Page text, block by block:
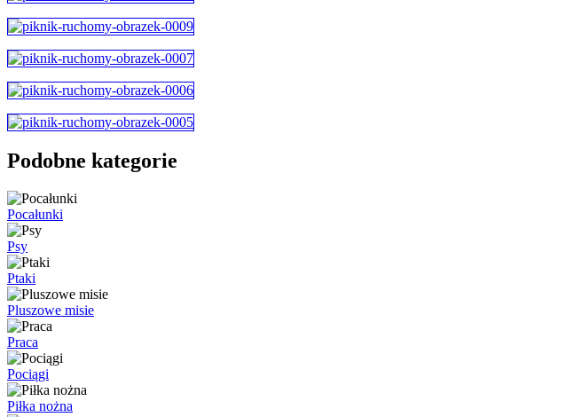
Podobne kategorie
Pocałunki
Psy
Ptaki
Pluszowe misie
Praca
Pociągi
Piłka nożna